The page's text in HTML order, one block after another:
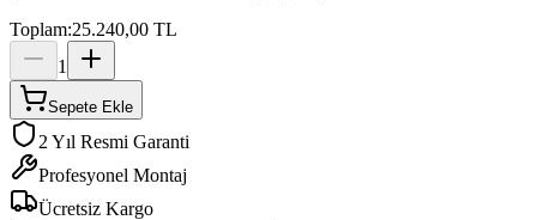
Toplam:25.240,00 TL
1
Sepete Ekle
2 Yıl Resmi Garanti
Profesyonel Montaj
Ücretsiz Kargo